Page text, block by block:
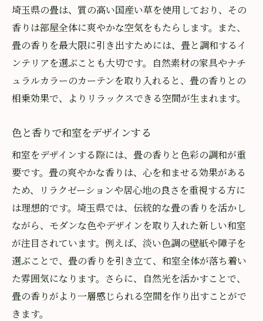
埼玉県の畳は、質の高い国産い草を使用しており、その
香りは部屋全体に爽やかな空気をもたらします。また、
畳の香りを最大限に引き出すためには、畳と調和するイ
ンテリアを選ぶことも大切です。自然素材の家具やナチ
ュラルカラーのカーテンを取り入れると、畳の香りとの
相乗効果で、よりリラックスできる空間が生まれます。
色と香りで和室をデザインする
和室をデザインする際には、畳の香りと色彩の調和が重
要です。畳の爽やかな香りは、心を和ませる効果がある
ため、リラクゼーションや居心地の良さを重視する方に
は理想的です。埼玉県では、伝統的な畳の香りを活かし
ながら、モダンな色やデザインを取り入れた新しい和室
が注目されています。例えば、淡い色調の壁紙や障子を
選ぶことで、畳の香りを引き立て、和室全体が落ち着い
た雰囲気になります。さらに、自然光を活かすことで、
畳の香りがより一層感じられる空間を作り出すことがで
きます。